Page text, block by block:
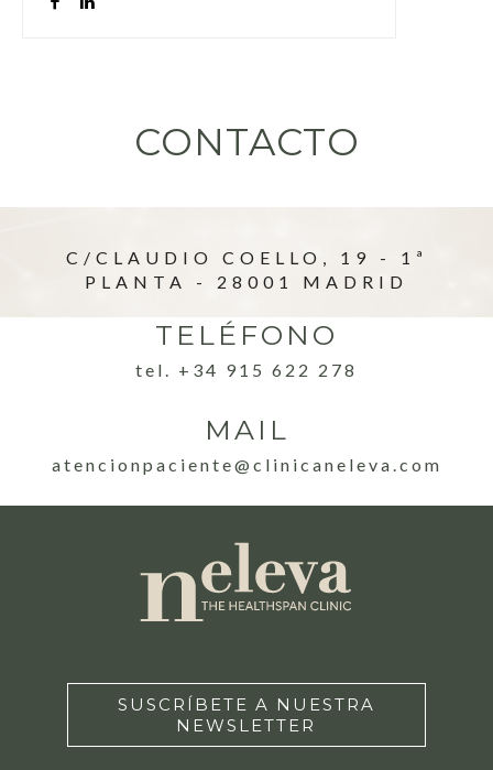
CONTACTO
C/CLAUDIO COELLO, 19 - 1ª
PLANTA - 28001 MADRID
TELÉFONO
tel. +34 915 622 278
MAIL
atencionpaciente@clinicaneleva.com
SUSCRÍBETE A NUESTRA
NEWSLETTER